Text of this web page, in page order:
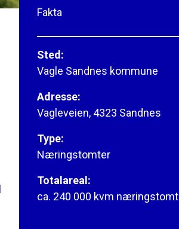
Fakta
Sted:
Vagle Sandnes kommune
Adresse:
Vagleveien, 4323 Sandnes
Type:
Næringstomter
Totalareal:
ca. 240 000 kvm næringstomt